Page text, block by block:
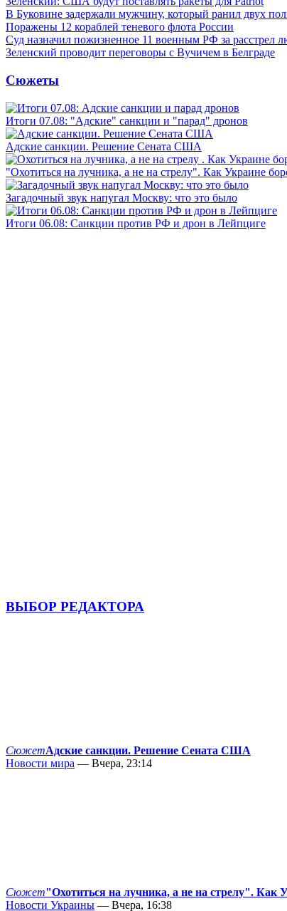
В Буковине задержали мужчину, который ранил двух
Поражены 12 кораблей теневого флота России
Суд назначил пожизненное 11 военным РФ за расстрел
Зеленский проводит переговоры с Вучичем в Белграде
Сюжеты
Итоги 07.08: "Адские" санкции и "парад" дронов
Адские санкции. Решение Сената США
"Охотиться на лучника, а не на стрелу". Как Украине
Загадочный звук напугал Москву: что это было
Итоги 06.08: Санкции против РФ и дрон в Лейпциге
ВЫБОР РЕДАКТОРА
СюжетАдские санкции. Решение Сената США
Новости мира — Вчера, 23:14
Сюжет"Охотиться на лучника, а не на стрелу". Как
Новости Украины — Вчера, 16:38